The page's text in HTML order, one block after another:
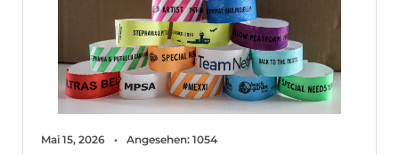
Mai 15, 2026 Angesehen: 1054